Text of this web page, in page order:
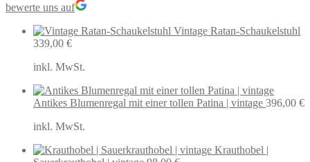
bewerte uns auf
Vintage Ratan-Schaukelstuhl
339,00 €
inkl. MwSt.
Antikes Blumenregal mit einer tollen Patina | vintage 396,00 €
inkl. MwSt.
Krauthobel |